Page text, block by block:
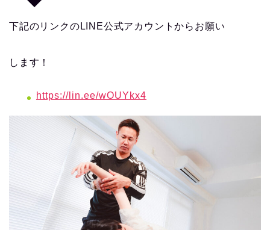
下記のリンクのLINE公式アカウントからお願い
します！
https://lin.ee/wOUYkx4